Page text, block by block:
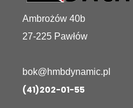
Ambrożów 40b
27-225 Pawłów
bok@hmbdynamic.pl
(41)202-01-55